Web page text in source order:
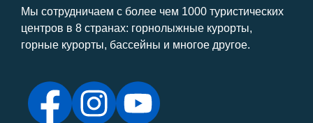
Мы сотрудничаем с более чем 1000 туристических
центров в 8 странах: горнолыжные курорты,
горные курорты, бассейны и многое другое.